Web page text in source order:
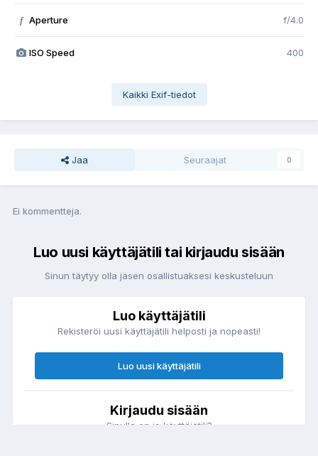
f Aperture f/4.0
ISO Speed 400
Kaikki Exif-tiedot
Jaa Seuraajat 0
Ei kommentteja.
Luo uusi käyttäjätili tai kirjaudu sisään
Sinun täytyy olla jäsen osallistuaksesi keskusteluun
Luo käyttäjätili
Rekisteröi uusi käyttäjätili helposti ja nopeasti!
Luo uusi käyttäjätili
Kirjaudu sisään
Sinulla on jo käyttäjätili?